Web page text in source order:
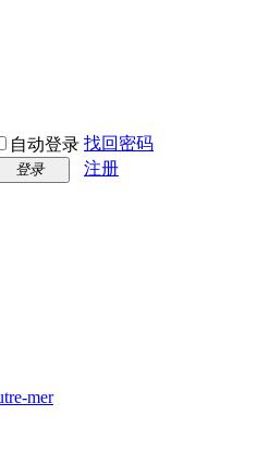
自动登录 找回密码
登录 注册
mer